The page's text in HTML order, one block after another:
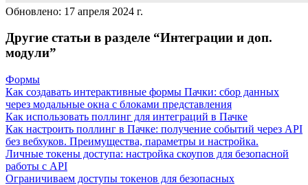
Обновлено: 17 апреля 2024 г.
Другие статьи в разделе “Интеграции и доп.
модули”
Формы
Как создавать интерактивные формы Пачки: сбор данных
через модальные окна с блоками представления
Как использовать поллинг для интеграций в Пачке
Как настроить поллинг в Пачке: получение событий через API
без вебхуков. Преимущества, параметры и настройка.
Личные токены доступа: настройка скоупов для безопасной
работы с API
Ограничиваем доступы токенов для безопасных